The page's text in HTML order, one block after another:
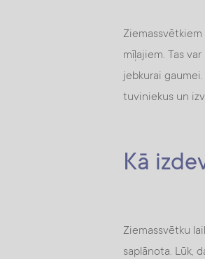
mīļajiem. Tas
jebkurai
tuviniekus un
Kā
Ziemassvētku
saplānota. Lūk,